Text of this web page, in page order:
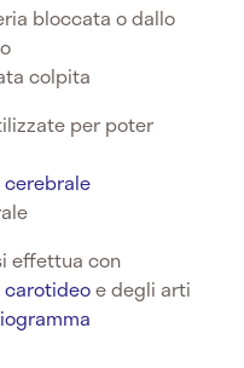
bloccata o dallo
colpita
per poter
effettua con
e degli arti